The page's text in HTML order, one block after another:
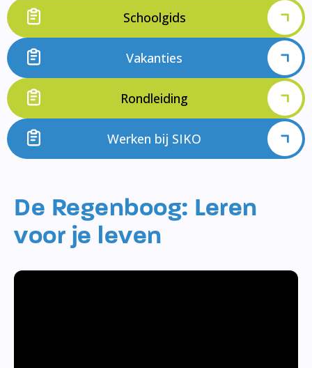
Schoolgids
Vakanties
Rondleiding
Werken bij SIKO
De Regenboog: Leren
voor je leven